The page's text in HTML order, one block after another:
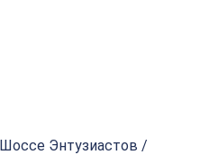
Энтузиастов /